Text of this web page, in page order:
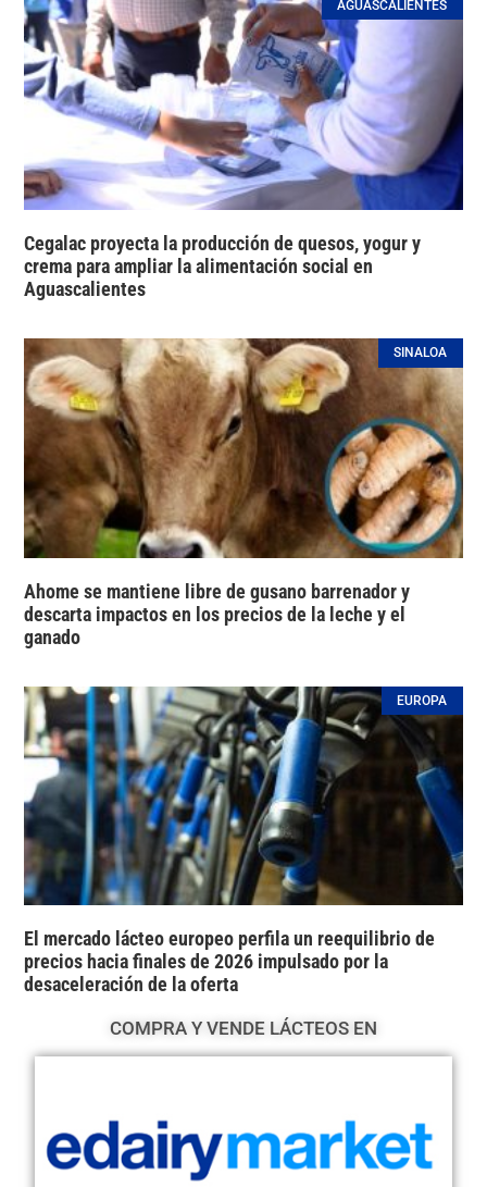
AGUASCALIENTES
Cegalac proyecta la producción de quesos, yogur y
crema para ampliar la alimentación social en
Aguascalientes
SINALOA
Ahome se mantiene libre de gusano barrenador y
descarta impactos en los precios de la leche y el
ganado
EUROPA
El mercado lácteo europeo perfila un reequilibrio de
precios hacia finales de 2026 impulsado por la
desaceleración de la oferta
COMPRA Y VENDE LÁCTEOS EN